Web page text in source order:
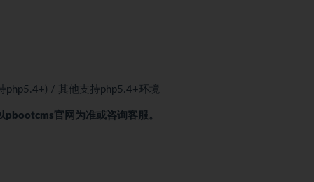
php5.4+) / 其他支持php5.4+环境
官网为准或咨询客服。